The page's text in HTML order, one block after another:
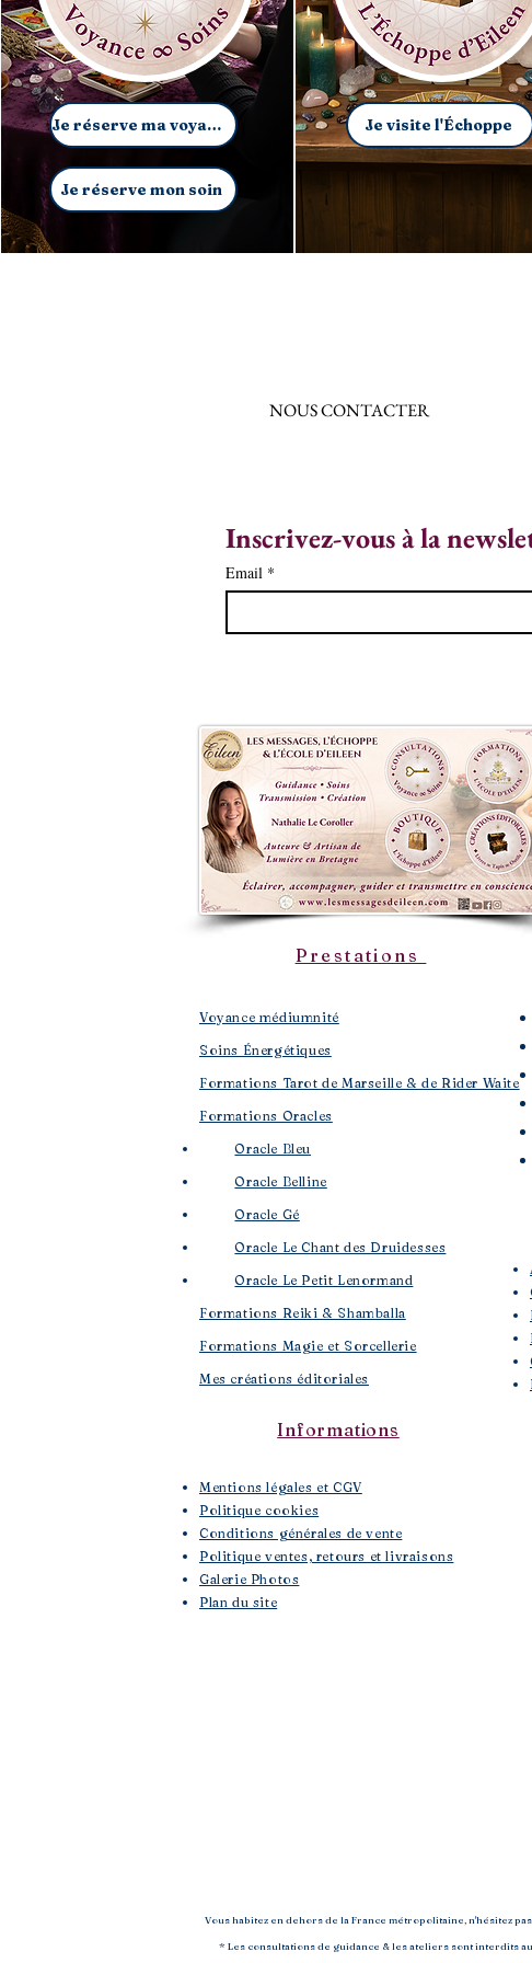
Je réserve ma voyance
Je réserve mon soin
Je visite l'Échoppe
NOUS CONTACTER
Inscrivez-vous à la
Email *
Prestations
Voyance médiumnité
Soins Énergétiques
Formations Tarot de Marseille & de Rider Waite
Formations Oracles
Oracle Bleu
Oracle Belline
Oracle Gé
​Oracle Le Chant des Druidesses​
Oracle Le Petit Lenormand​
Formations Reiki & Shamballa
Formations Magie et Sorcellerie
Mes créations éditoriales
Informations
Mentions légales et CGV
Politique cookies
Conditions générales de vente
Politique ventes, retours et livraisons
Galerie Photos
Plan du site
Vous habitez en dehors de la France métropolitaine, n'hésitez
* Les consultations de guidance & les ateliers sont interdits